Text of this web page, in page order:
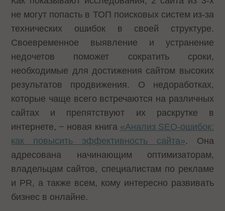
не могут попасть в ТОП поисковых систем из-за
технических ошибок в своей структуре.
Своевременное выявление и устранение
недочетов поможет сократить сроки,
необходимые для достижения сайтом высоких
результатов продвижения. О недоработках,
которые чаще всего встречаются на различных
сайтах и препятствуют их раскрутке в
интернете, − новая книга «Анализ SEO-ошибок:
как повысить эффективность сайта». Она
адресована начинающим оптимизаторам,
владельцам сайтов, специалистам по рекламе
и PR, а также всем, кому интересно развивать
бизнес в онлайне.